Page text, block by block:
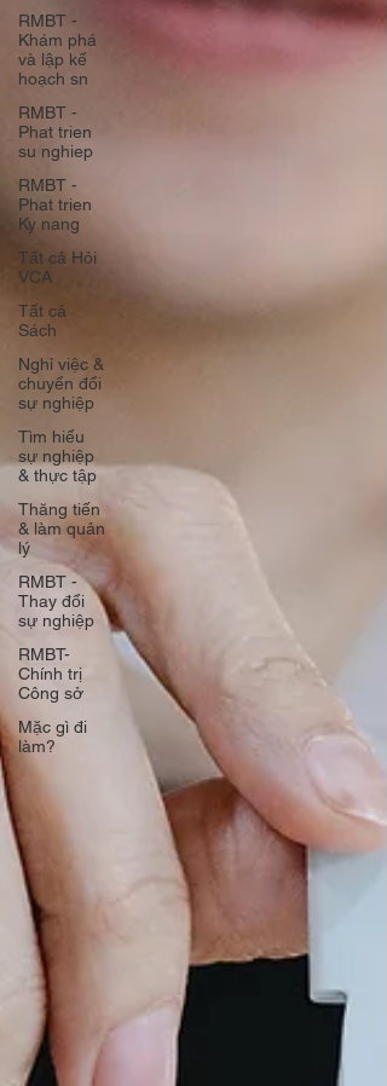
RMBT -
Khám phá
và lập kế
hoạch sn
RMBT -
Phat trien
su nghiep
RMBT -
Phat trien
Ky nang
Tất cả Hỏi
VCA
Tất cả
Sách
Nghỉ việc &
chuyển đổi
sự nghiệp
Tìm hiểu
sự nghiệp
& thực tập
Thăng tiến
& làm quản
lý
RMBT -
Thay đổi
sự nghiệp
RMBT-
Chính trị
Công sở
Mặc gì đi
làm?